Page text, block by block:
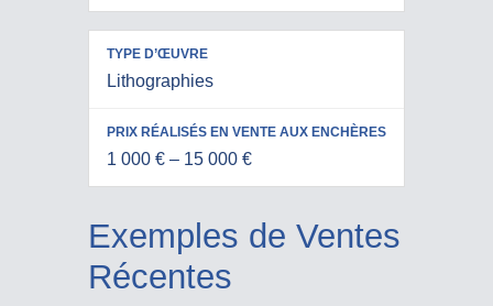
Lithographies
1 000 € – 15 000 €
Exemples de Ventes
Récentes